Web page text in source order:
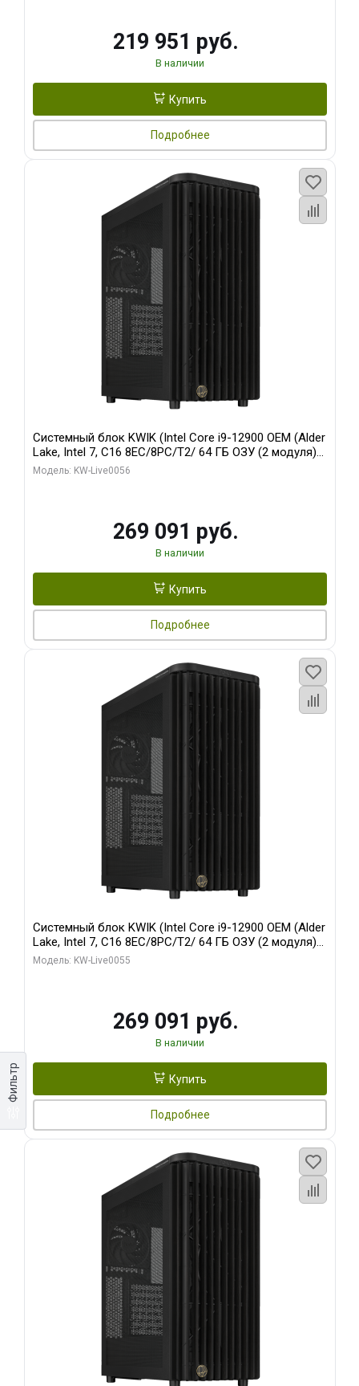
Фильтр
219 951 руб.
В наличии
Купить
Подробнее
Системный блок KWIK (Intel Core i9-12900 OEM (Alder
Lake, Intel 7, C16 8EC/8PC/T2/ 64 ГБ ОЗУ (2 модуля)/
Palit RTX5080 INFINITY 3 OC 16GB GDDR7 256bit 3xDP
Модель: KW-Live0056
269 091 руб.
В наличии
Купить
Подробнее
Системный блок KWIK (Intel Core i9-12900 OEM (Alder
Lake, Intel 7, C16 8EC/8PC/T2/ 64 ГБ ОЗУ (2 модуля)/
MSI RTX5080 SHADOW 3X OC 16GB GDDR7 256bit 3xDP
Модель: KW-Live0055
269 091 руб.
В наличии
Купить
Подробнее